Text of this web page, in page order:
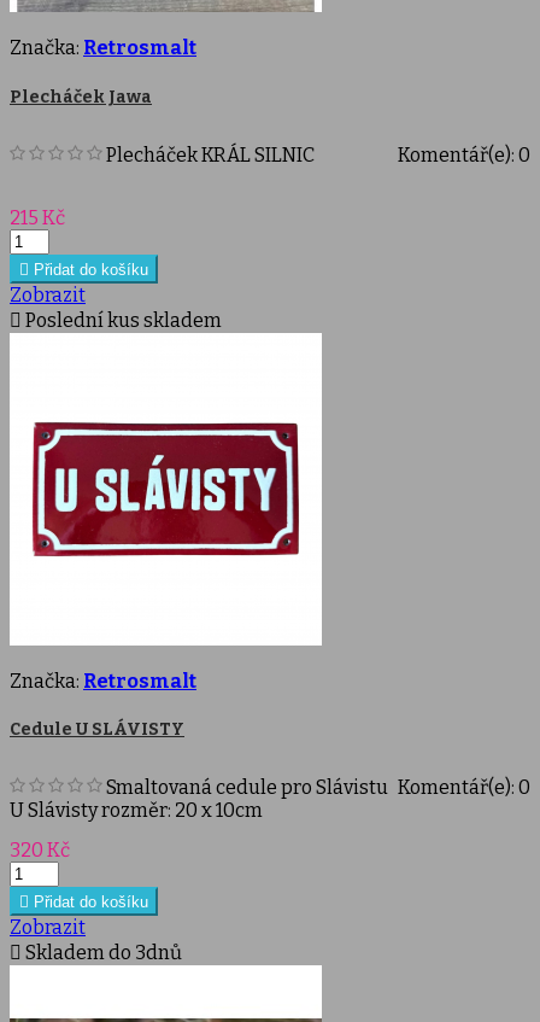
Značka: Retrosmalt
Plecháček Jawa
Komentář(e): 0
Plecháček KRÁL SILNIC
Cena
215 Kč
 Přidat do košíku
Zobrazit
 Poslední kus skladem
Značka: Retrosmalt
Cedule U SLÁVISTY
Komentář(e): 0
Smaltovaná cedule pro Slávistu
U Slávisty rozměr: 20 x 10cm
Cena
320 Kč
 Přidat do košíku
Zobrazit
 Skladem do 3dnů